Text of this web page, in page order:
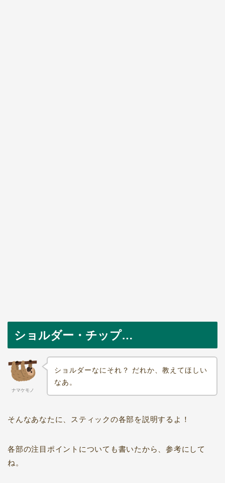
ショルダー・チップ…
ナマケモノ
ショルダーなにそれ？ だれか、教えてほしい
なあ。
そんなあなたに、スティックの各部を説明するよ！
各部の注目ポイントについても書いたから、参考にして
ね。